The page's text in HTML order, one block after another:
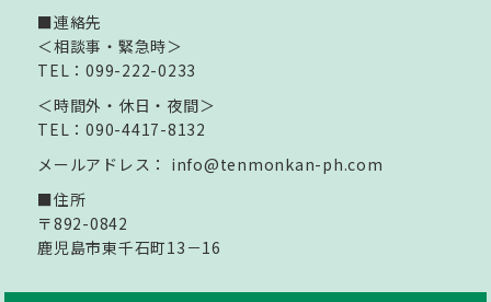
■連絡先
＜相談事・緊急時＞
TEL：099-222-0233
＜時間外・休日・夜間＞
TEL：090-4417-8132
メールアドレス： info@tenmonkan-ph.com
■住所
〒892-0842
鹿児島市東千石町13－16